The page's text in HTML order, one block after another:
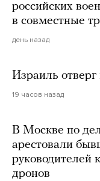
российских
в совместные
день назад
Израиль отверг
19 часов назад
В Москве по
арестовали
руководителей
дронов